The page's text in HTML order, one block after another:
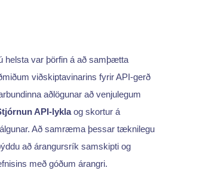
helsta var þörfin á að samþætta
viðskiptavinarins fyrir API-gerð
aðlögunar að venjulegum
API-lyklaog skortur á
Að samræma þessar tæknilegu
að árangursrík samskipti og
með góðum árangri.